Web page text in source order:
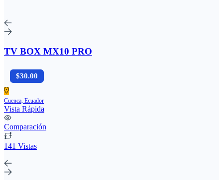
TV BOX MX10 PRO
$30.00
Cuenca, Ecuador
Vista Rápida
Comparación
141 Vistas